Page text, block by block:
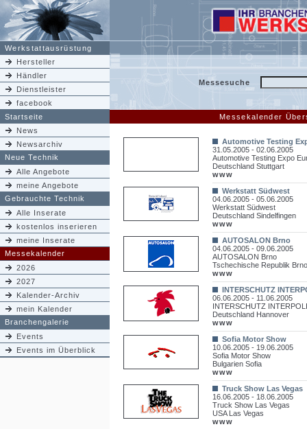
Werkstattausrüstung
Hersteller
Händler
Dienstleister
facebook
Messesuche
Startseite
Messekalender
News
Newsarchiv
Neue Technik
Alle Angebote
meine Angebote
Gebrauchte Technik
Alle Inserate
kostenlos inserieren
meine Inserate
Messekalender
2026
2027
Kalender-Archiv
mein Kalender
Branchengalerie
Events
Events im Überblick
Automotive Testing
31.05.2005 - 02.06.2005
Automotive Testing Expo
Deutschland Stuttgart
www
Werkstatt Südwest
04.06.2005 - 05.06.2005
Werkstatt Südwest
Deutschland Sindelfingen
www
AUTOSALON Brno
04.06.2005 - 09.06.2005
AUTOSALON Brno
Tschechische Republik Brno
www
INTERSCHUTZ
06.06.2005 - 11.06.2005
INTERSCHUTZ
Deutschland Hannover
www
Sofia Motor Show
10.06.2005 - 19.06.2005
Sofia Motor Show
Bulgarien Sofia
www
Truck Show Las Vegas
16.06.2005 - 18.06.2005
Truck Show Las Vegas
USA Las Vegas
www